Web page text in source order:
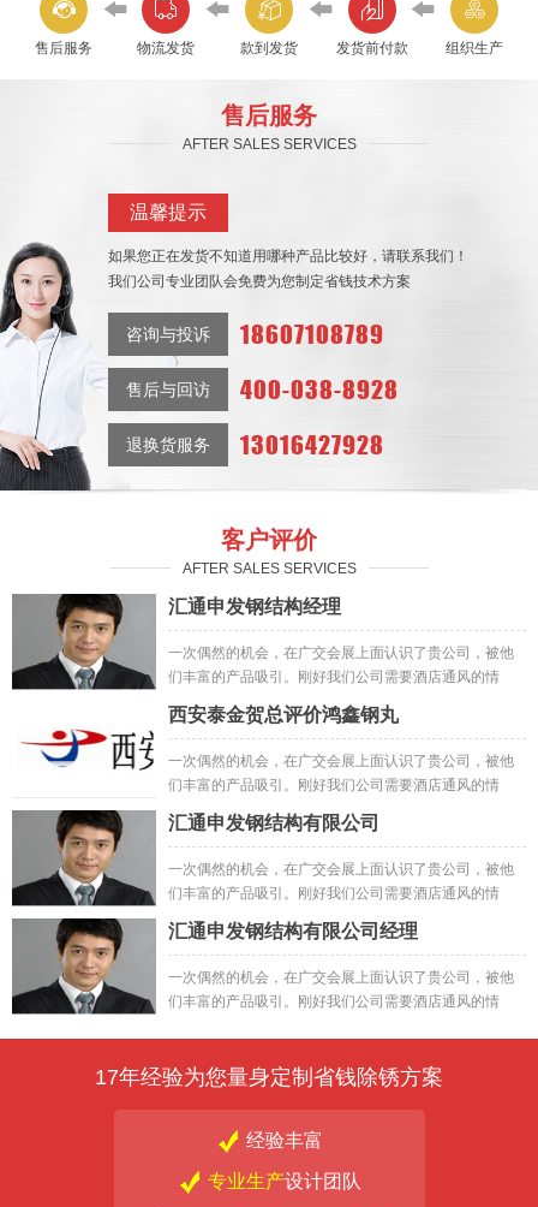
组织生产
发货前付款
款到发货
物流发货
售后服务
售后服务
AFTER SALES SERVICES
温馨提示
如果您正在发货不知道用哪种产品比较好，请联系我们！
我们公司专业团队会免费为您制定省钱技术方案
咨询与投诉 18607108789
售后与回访 400-038-8928
退换货服务 13016427928
客户评价
AFTER SALES SERVICES
汇通申发钢结构经理
一次偶然的机会，在广交会展上面认识了贵公司，被他
们丰富的产品吸引。刚好我们公司需要酒店通风的情
况，就抱着试试的心态先试了小样，然后订购了一批;之
后做出来的成品
西安泰金贺总评价鸿鑫钢丸
一次偶然的机会，在广交会展上面认识了贵公司，被他
们丰富的产品吸引。刚好我们公司需要酒店通风的情
况，就抱着试试的心态先试了小样，然后订购了一批;之
后做出来的成品一次偶然的机会，在广交会展上面认识
酒店通风的情况，就抱着试试的心态先试了小样，然后
订购了一批;之后做出来的成品
汇通申发钢结构有限公司
一次偶然的机会，在广交会展上面认识了贵公司，被他
们丰富的产品吸引。刚好我们公司需要酒店通风的情
况，就抱着试试的心态先试了小样，然后订购了一批;之
后做出来的成品
汇通申发钢结构有限公司经理
一次偶然的机会，在广交会展上面认识了贵公司，被他
们丰富的产品吸引。刚好我们公司需要酒店通风的情
17年经验为您量身定制省钱除锈方案
经验丰富
专业生产设计团队